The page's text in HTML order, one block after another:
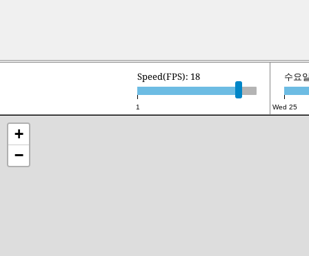
1
Speed(FPS): 18
Wed 25
수요
+
−